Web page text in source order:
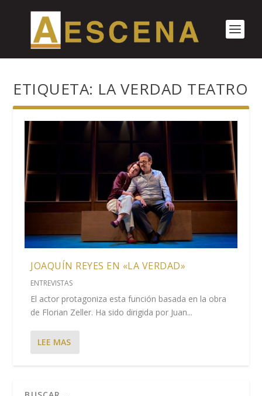
ETIQUETA: LA VERDAD TEATRO
JOAQUÍN REYES EN «LA VERDAD»
ENTREVISTAS
El actor protagoniza esta función basada en la obra
de Florian Zeller. Ha sido dirigida por Juan...
LEE MAS